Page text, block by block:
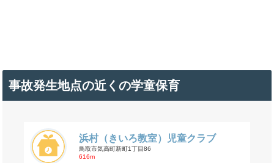
事故発生地点の近くの学童保育
浜村（きいろ教室）児童クラブ
鳥取市気高町新町1丁目86
616m